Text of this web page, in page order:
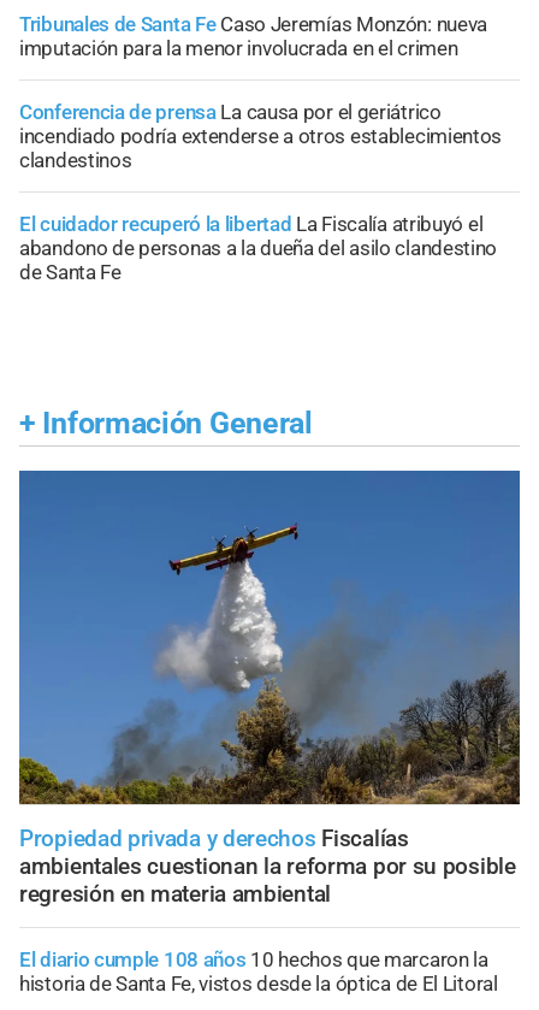
Tribunales de Santa Fe Caso Jeremías Monzón: nueva
imputación para la menor involucrada en el crimen
Conferencia de prensa La causa por el geriátrico
incendiado podría extenderse a otros establecimientos
clandestinos
El cuidador recuperó la libertad La Fiscalía atribuyó el
abandono de personas a la dueña del asilo clandestino
de Santa Fe
+ Información General
Propiedad privada y derechos Fiscalías
ambientales cuestionan la reforma por su posible
regresión en materia ambiental
El diario cumple 108 años 10 hechos que marcaron la
historia de Santa Fe, vistos desde la óptica de El Litoral